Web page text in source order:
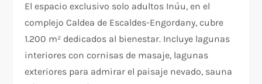
El espacio exclusivo solo adultos Inúu, en el
complejo Caldea de Escaldes-Engordany, cubre
1.200 m² dedicados al bienestar. Incluye lagunas
interiores con cornisas de masaje, lagunas
exteriores para admirar el paisaje nevado, sauna